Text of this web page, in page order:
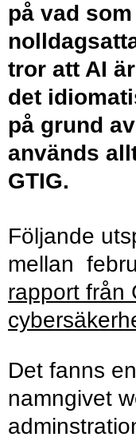
på vad
tror att AI
det
på grund
används
GTIG.
Följande
mellan
rapport från
Det fanns
namngivet